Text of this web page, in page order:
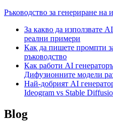
Ръководство за генериране на
За какво да използвате
реални примери
Как да пишете промпти
ръководство
Как работи AI
Дифузионните модели
Най-добрият AI
Ideogram vs Stable
Blog